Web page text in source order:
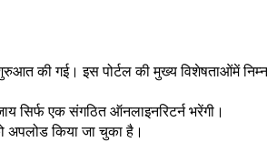
की गई। इस पोर्टल की मुख्य विशेषताओंमें
सिर्फ एक संगठित ऑनलाइनरिटर्न भरेंगी।
अपलोड किया जा चुका है।